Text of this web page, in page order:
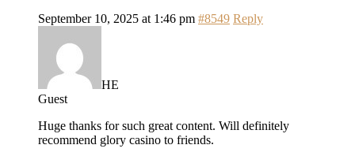
September 10, 2025 at 1:46 pm #8549 Reply
HE
Guest
Huge thanks for such great content. Will definitely
recommend glory casino to friends.